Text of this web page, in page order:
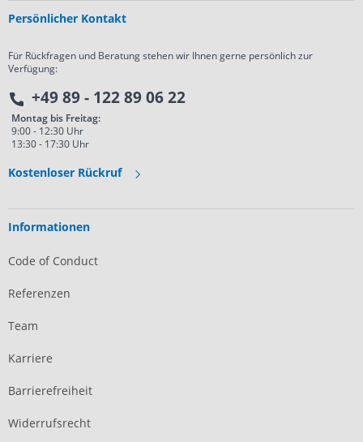
Persönlicher Kontakt
Für Rückfragen und Beratung stehen wir Ihnen gerne persönlich zur
Verfügung:
+49 89 - 122 89 06 22
Montag bis Freitag:
9:00 - 12:30 Uhr
13:30 - 17:30 Uhr
Kostenloser Rückruf
Informationen
Code of Conduct
Referenzen
Team
Karriere
Barrierefreiheit
Widerrufsrecht